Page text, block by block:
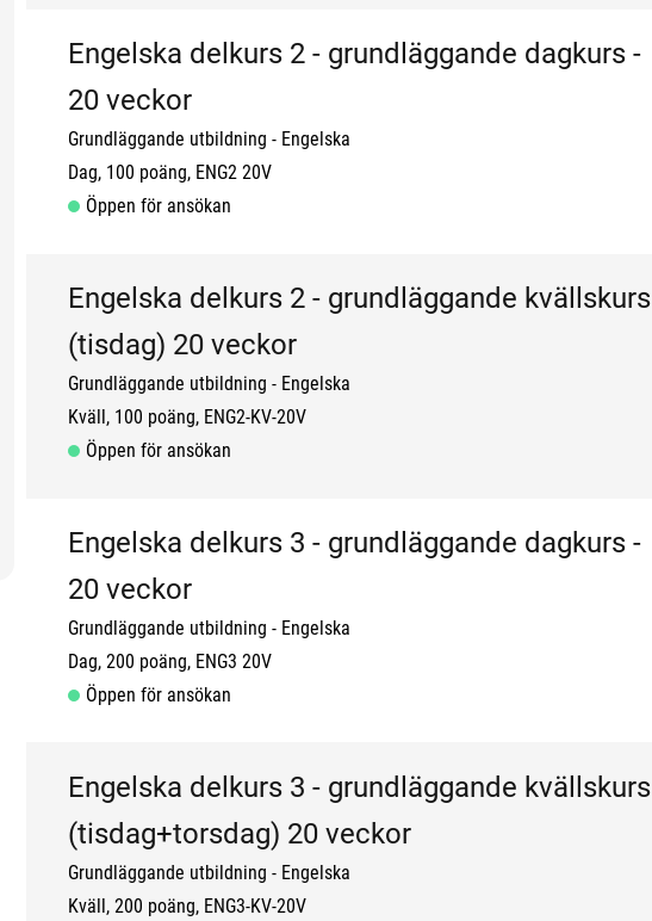
information
Engelska delkurs 2 - grundläggande dagkurs -
20 veckor
Grundläggande utbildning
Engelska
Dag 100 poäng ENG2 20V
Öppen för ansökan
Engelska delkurs 2 - grundläggande kvällskurs
(tisdag) 20 veckor
Grundläggande utbildning
Engelska
Kväll 100 poäng ENG2-KV-20V
Öppen för ansökan
Engelska delkurs 3 - grundläggande dagkurs -
20 veckor
Grundläggande utbildning
Engelska
Dag 200 poäng ENG3 20V
Öppen för ansökan
Engelska delkurs 3 - grundläggande kvällskurs
(tisdag+torsdag) 20 veckor
Grundläggande utbildning
Engelska
Kväll 200 poäng ENG3-KV-20V